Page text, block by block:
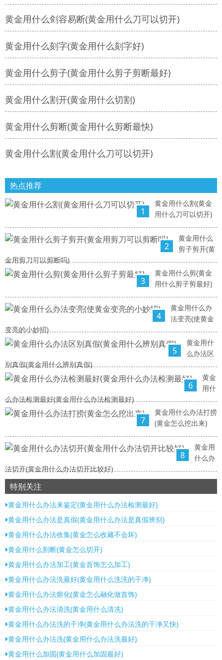
黄金用什么剑容易断(黄金用什么刀可以切开)
黄金用什么刻字(黄金用什么刻字好)
黄金用什么剪子(黄金用什么剪子剪断最好)
黄金用什么割开(黄金用什么切割)
黄金用什么剪断(黄金用什么剪断最快)
黄金用什么割(黄金用什么刀可以切开)
热点推荐
1
黄金用什么割(黄金
用什么刀可以切开)
2
黄金用什么
剪子剪开(黄
金用剪刀可以剪断吗)
3
黄金用什么剪(黄金
用什么剪子剪最好)
4
黄金用什么办
法变亮(使黄金
变亮的小妙招)
5
黄金用什
么办法区
别真假(黄金用什么辨别真假)
6
黄金
用什
么办法检测最好(黄金用什么办法检测最好)
7
黄金用什么办法打捞
(黄金怎么挖出来)
8
黄金用
什么办
法切开(黄金用什么办法切开比较好)
特别关注
黄金用什么办法来鉴定(黄金用什么办法检测最好)
黄金用什么办法是真假(黄金用什么办法是真假辨别)
黄金用什么办法收集(黄金怎么收藏不会坏)
黄金用什么割断(黄金怎么切开)
黄金用什么办法加工(黄金首饰怎么加工)
黄金用什么办法洗最好(黄金用什么洗洗的干净)
黄金用什么办法熔化(黄金怎么融化做首饰)
黄金用什么办法清洗(黄金用什么清冼)
黄金用什么办法洗的干净(黄金用什么办法洗的干净又快)
黄金用什么办法洗(黄金用什么办法洗最好)
黄金用什么加固(黄金用什么加固最好)